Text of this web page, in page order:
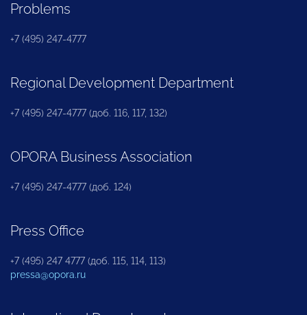
Problems
+7 (495) 247-4777
Regional Development Department
+7 (495) 247-4777 (доб. 116, 117, 132)
OPORA Business Association
+7 (495) 247-4777 (доб. 124)
Press Office
+7 (495) 247 4777 (доб. 115, 114, 113)
pressa@opora.ru